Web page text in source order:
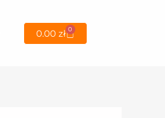
0.00 zł 0
Wózek